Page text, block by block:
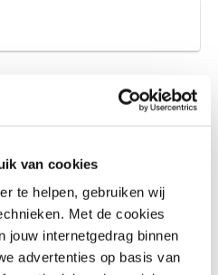
van cookies
te helpen, gebruiken wij
Met de cookies
jouw internetgedrag binnen
advertenties op basis van